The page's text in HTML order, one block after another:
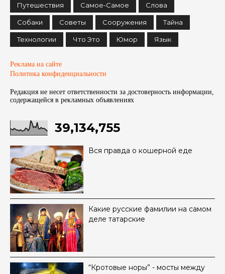
Путешествия Самое-Самое Слова
Собаки Советы Сооружения Тайна
Технологии Что Это Юмор Язык
Реклама на сайте
Политика конфиденциальности
Редакция не несет ответственности за достоверность информации,
содержащейся в рекламных объявленияx
39,134,755
Вся правда о кошерной еде
Какие русские фамилии на самом
деле татарские
“Кротовые норы” - мосты между